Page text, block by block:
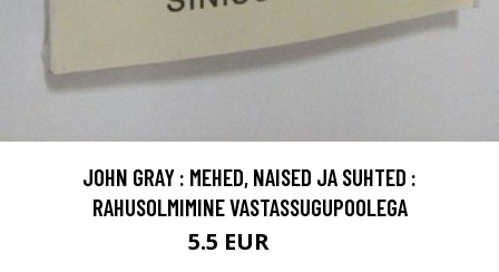
JOHN GRAY : MEHED, NAISED JA SUHTED :
RAHUSOLMIMINE VASTASSUGUPOOLEGA
5.5 EUR